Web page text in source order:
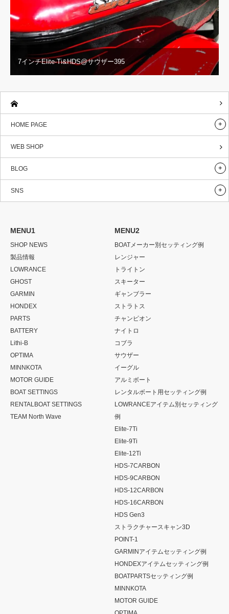
7インチElite-Ti&HDS@サウザー395
HOME PAGE
WEB SHOP
BLOG
SNS
MENU1
SHOP NEWS
製品情報
LOWRANCE
GHOST
GARMIN
HONDEX
PARTS
BATTERY
Lithi-B
OPTIMA
MINNKOTA
MOTOR GUIDE
BOAT SETTINGS
RENTALBOAT SETTINGS
TEAM North Wave
MENU2
BOATメーカー別セッティング例
レンジャー
トライトン
スキーター
ギャンブラー
ストラトス
チャンピオン
ナイトロ
コブラ
サウザー
イーグル
アルミボート
レンタルボート用セッティング例
LOWRANCEアイテム別セッティング
例
Elite-7Ti
Elite-9Ti
Elite-12Ti
HDS-7CARBON
HDS-9CARBON
HDS-12CARBON
HDS-16CARBON
HDS Gen3
ストラクチャースキャン3D
POINT-1
GARMINアイテムセッティング例
HONDEXアイテムセッティング例
BOATPARTSセッティング例
MINNKOTA
MOTOR GUIDE